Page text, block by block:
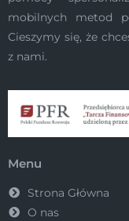
mobilnych metod
Cieszymy się, że
z nami.
Menu
Strona Główna
O nas